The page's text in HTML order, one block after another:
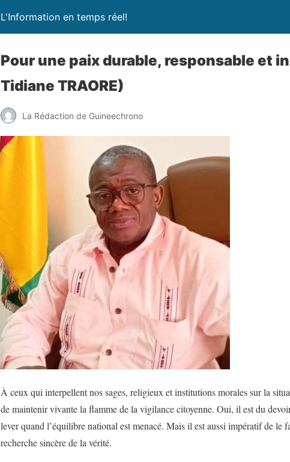
L'Information en temps réel!
Pour une paix durable, responsable et
Tidiane TRAORE)
La Rédaction de Guineechrono
À ceux qui interpellent nos sages, religieux et institutions morales sur la
de maintenir vivante la flamme de la vigilance citoyenne. Oui, il est du
lever quand l’équilibre national est menacé. Mais il est aussi impératif de le
recherche sincère de la vérité.